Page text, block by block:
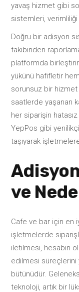
yavaş hizmet gibi
sistemleri, verimliliği
Doğru bir adisyon
takibinden
platformda
yükünü hafifletir
sorunsuz bir hizmet
saatlerde yaşanan
her siparişin
YepPos gibi
taşıyarak
ve
Cafe ve bar için en
işletmelerde
iletilmesi, hesabın
edilmesi süreçlerini
bütünüdür.
teknoloji, artık bir